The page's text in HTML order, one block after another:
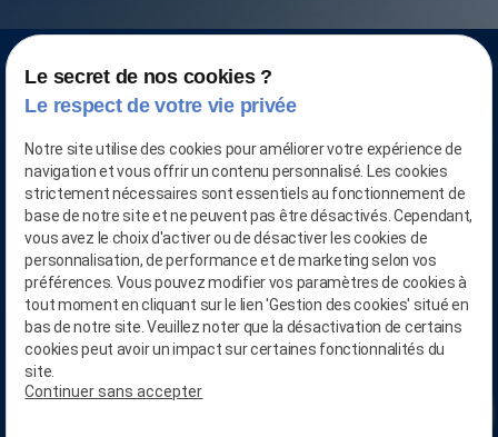
CONTACTEZ-NOUS AU
Le secret de nos cookies ?
Le respect de votre vie privée
Notre site utilise des cookies pour améliorer votre expérience de
navigation et vous offrir un contenu personnalisé. Les cookies
strictement nécessaires sont essentiels au fonctionnement de
base de notre site et ne peuvent pas être désactivés. Cependant,
vous avez le choix d'activer ou de désactiver les cookies de
personnalisation, de performance et de marketing selon vos
préférences. Vous pouvez modifier vos paramètres de cookies à
tout moment en cliquant sur le lien 'Gestion des cookies' situé en
bas de notre site. Veuillez noter que la désactivation de certains
cookies peut avoir un impact sur certaines fonctionnalités du
site.
Continuer sans accepter